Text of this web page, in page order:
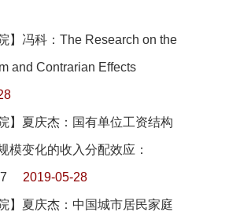
】冯科：The Research on the
and Contrarian Effects
】夏庆杰：国有单位工资结构
模变化的收入分配效应：
2019-05-28
】夏庆杰：中国城市居民家庭